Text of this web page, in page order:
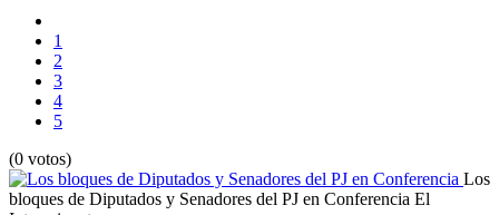
1
2
3
4
5
(0 votos)
Los
bloques de Diputados y Senadores del PJ en Conferencia El